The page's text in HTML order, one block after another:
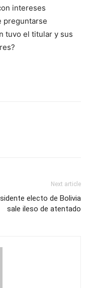
intereses
preguntarse
tuvo el titular y sus
Next article
electo de Bolivia
sale ileso de atentado